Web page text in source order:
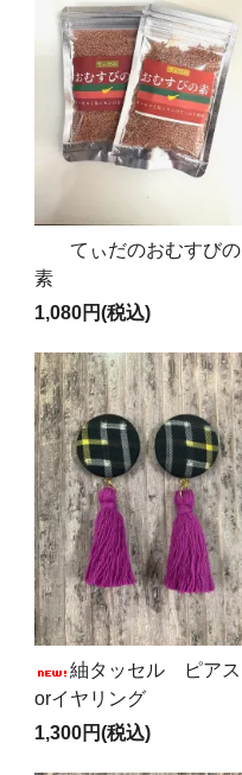
てぃだのおむすびの
素
1,080円(税込)
紬タッセル ピアス
orイヤリング
1,300円(税込)